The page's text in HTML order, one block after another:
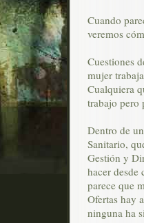
Cuando
veremos
Cuestiones
mujer
Cualquiera
trabajo pero
Dentro de
Sanitario,
Gestión y
hacer desde
parece que
Ofertas hay
ninguna ha